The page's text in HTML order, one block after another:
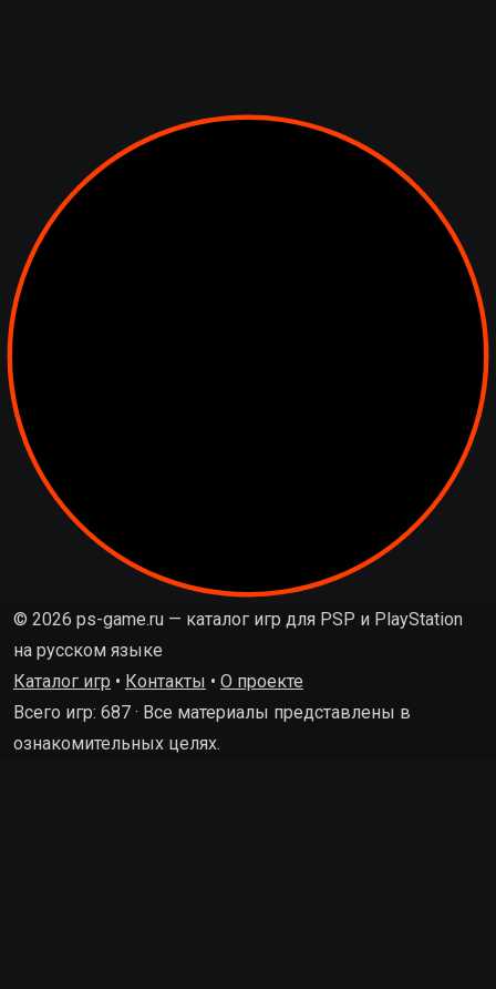
© 2026 ps-game.ru — каталог игр для PSP и PlayStation
на русском языке
Каталог игр • Контакты • О проекте
Всего игр: 687 · Все материалы представлены в
ознакомительных целях.